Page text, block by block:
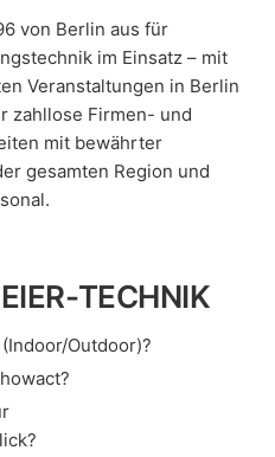
von Berlin aus für
im Einsatz – mit
Veranstaltungen in Berlin
zahllose Firmen- und
mit bewährter
gesamten Region und
TECHNIK
Outdoor)?